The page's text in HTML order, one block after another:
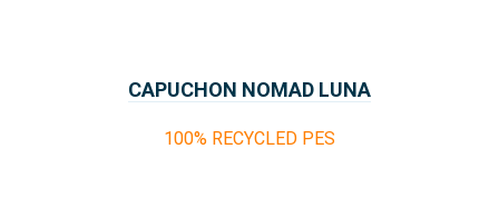
CAPUCHON NOMAD LUNA
100% RECYCLED PES